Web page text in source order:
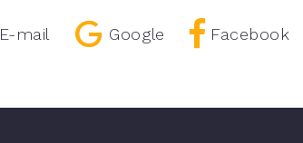
E-mail Google Facebook